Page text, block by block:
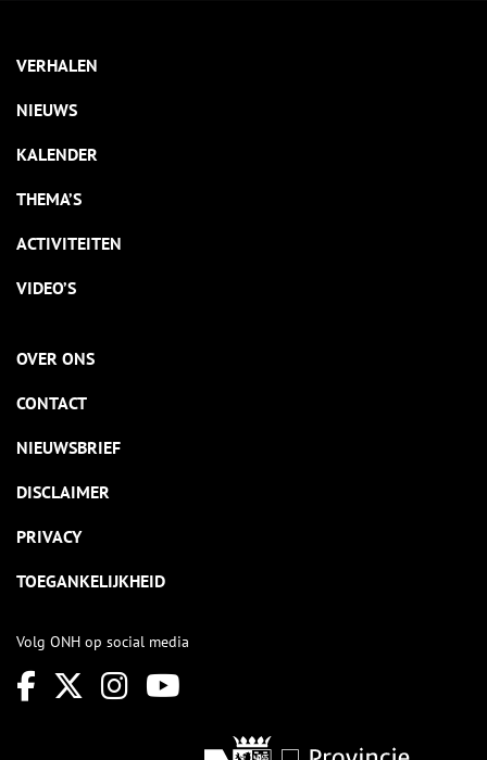
VERHALEN
NIEUWS
KALENDER
THEMA’S
ACTIVITEITEN
VIDEO’S
OVER ONS
CONTACT
NIEUWSBRIEF
DISCLAIMER
PRIVACY
TOEGANKELIJKHEID
Volg ONH op social media